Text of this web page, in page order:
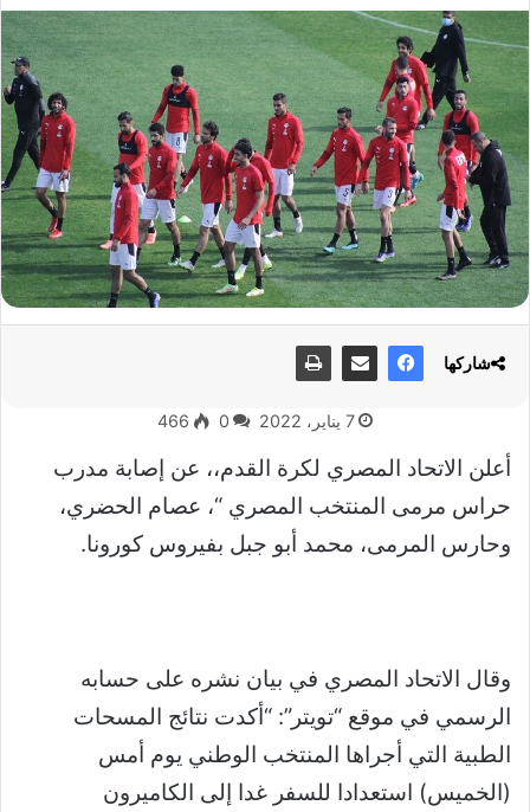
7 يناير، 2022 0
466
أعلن الاتحاد المصري لكرة القدم،، عن إصابة مدرب
حراس مرمى المنتخب المصري “، عصام الحضري،
وحارس المرمى، محمد أبو جبل بفيروس كورونا.
وقال الاتحاد المصري في بيان نشره على حسابه
الرسمي في موقع “تويتر”: “أكدت نتائج المسحات
الطبية التي أجراها المنتخب الوطني يوم أمس
(الخميس) استعدادا للسفر غدا إلى الكاميرون
شاركها